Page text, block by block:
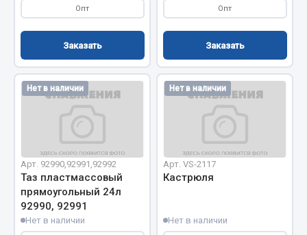
Весь раздел
Смазочные материалы
Масла
Охладжающие жидкости
МЕТИЗЫ
Болты
Опт
Заказать
Опт
Заказать
Нет в наличии
Арт. 92990,92991,92992
Таз пластмассовый
прямоугольный 24л
92990, 92991
Нет в наличии
Нет в наличии
Арт. VS-2117
Кастрюля
Нет в наличии